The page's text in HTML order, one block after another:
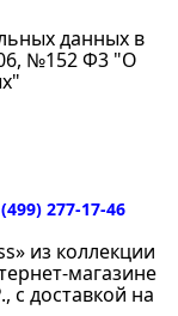
данных в
№152 Ф3 "О
277-17-46
из коллекции
магазине
с доставкой на